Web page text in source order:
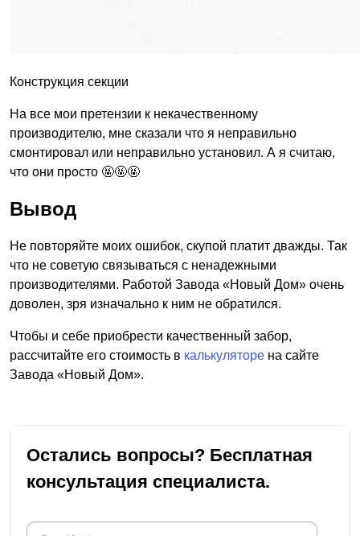
Конструкция секции
На все мои претензии к некачественному
производителю, мне сказали что я неправильно
смонтировал или неправильно установил. А я считаю,
что они просто 🤬🤬🤬
Вывод
Не повторяйте моих ошибок, скупой платит дважды. Так
что не советую связываться с ненадежными
производителями. Работой Завода «Новый Дом» очень
доволен, зря изначально к ним не обратился.
Чтобы и себе приобрести качественный забор,
рассчитайте его стоимость в калькуляторе на сайте
Завода «Новый Дом».
Остались вопросы? Бесплатная
консультация специалиста.